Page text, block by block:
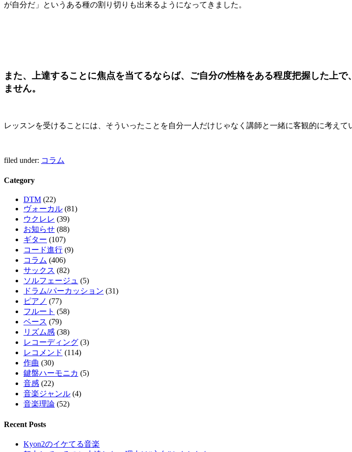
が自分だ」というある種の割り切りも出来るようになってきました。
また、 上達することに焦点を当てるならば、ご自分の性格をある程度把握した上
ません。
レッスンを受けることには、そういったことを自分一人だけじゃなく講師と一緒に客観的に考えて
filed under: コラム
Category
DTM (22)
ヴォーカル (81)
ウクレレ (39)
お知らせ (88)
ギター (107)
コード進行 (9)
コラム (406)
サックス (82)
ソルフェージュ (5)
ドラム/パーカッション (31)
ピアノ (77)
フルート (58)
ベース (79)
リズム感 (38)
レコーディング (3)
レコメンド (114)
作曲 (30)
鍵盤ハーモニカ (5)
音感 (22)
音楽ジャンル (4)
音楽理論 (52)
Recent Posts
Kyon2のイケてる音楽